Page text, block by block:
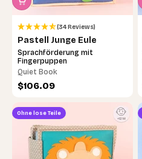
(34 Reviews)
Pastell Junge Eule
Sprachförderung mit
Fingerpuppen
Quiet Book
Angebot
$106.09
Ohne lose Teile